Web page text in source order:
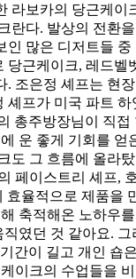
라보카의 당근케이
다. 발상의 전환
많은 디저트들
근케이크, 레드벨
조은정 셰프는 현
프가 미국 파트 하
총주방장님이 직
운 좋게 기회를 얻
그 흐름에 올라
페이스트리 셰프,
율적으로 제품을
축적해온 노하우
였던 것 같아요.
간이 길고 개인 숍
이크의 수업들을